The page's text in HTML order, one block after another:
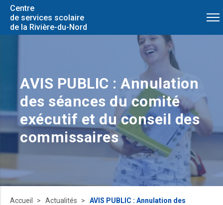
Centre
de services scolaire
de la Rivière-du-Nord
AVIS PUBLIC : Annulation
des séances du comité
exécutif et du conseil des
commissaires
Accueil Actualités
AVIS PUBLIC : Annulation des